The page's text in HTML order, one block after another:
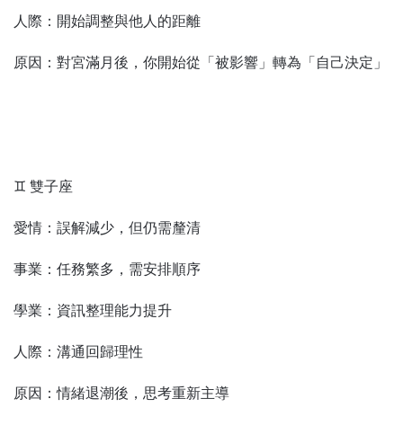
人際：開始調整與他人的距離
原因：對宮滿月後，你開始從「被影響」轉為「自己決定」
♊ 雙子座
愛情：誤解減少，但仍需釐清
事業：任務繁多，需安排順序
學業：資訊整理能力提升
人際：溝通回歸理性
原因：情緒退潮後，思考重新主導